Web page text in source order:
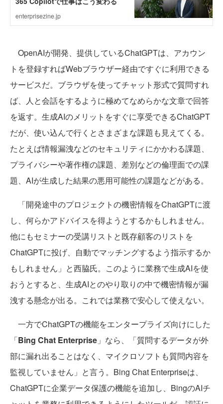
OpenAIが開発、提供しているChatGPTは、アカウン
トを登録すればWebブラウザー経由ですぐに利用できる
サービスだ。ブラウザを使ってチャット形式で質問すれ
ば、人と会話をするように極めてなめらかな文章で回答
を返す。生成AIのメリットをすぐに享受できるChatGPT
だが、使い込んで行くとさまざまな課題も見えてくる。
たとえば情報漏洩などのセキュリティにかかわる課題、
プライバシーや著作権の課題、差別などの倫理面での課
題、AIが生成した結果の悪用可能性の課題などがある。
「開発途中のプロジェクトの機密情報をChatGPTに渡
し、何らかアドバイスを得ようとするかもしれません。
他にもセミナーの受講リストと既存顧客のリストを
ChatGPTに投げ、自動でマッチングするよう指示するか
もしれません」と西脇氏。このように業務で生成AIを使
おうとすると、生成AIとのやり取りの中で機密情報が漏
洩する懸念が出る。これでは業務で安心して使えない。
一方でChatGPTの機能をエンタープライズ向けにした
「Bing Chat Enterprise 」なら、「質問するデータが外
部に漏れ出ることはなく、マイクロソフトも質問内容を
監視していません」と言う。Bing Chat Enterpriseは、
ChatGPTに企業データ保護の機能を追加し、BingのAIチ